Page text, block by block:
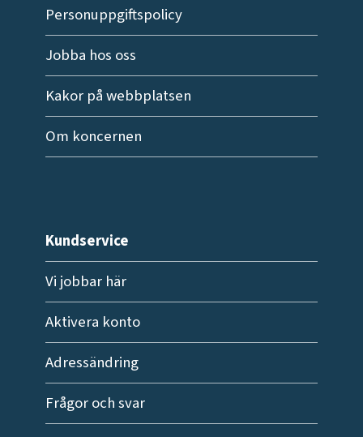
Personuppgiftspolicy
Jobba hos oss
Kakor på webbplatsen
Om koncernen
Kundservice
Vi jobbar här
Aktivera konto
Adressändring
Frågor och svar